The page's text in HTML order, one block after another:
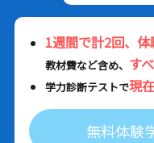
1週間で計2回、
教材費など含め、 す
学力診断テストで現
無料体験